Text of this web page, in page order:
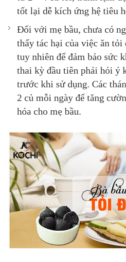
tốt lại dễ kích ứng hệ tiêu
Đối với mẹ bầu, chưa có
thấy tác hại của việc ăn tỏi
tuy nhiên để đảm bảo sức
thai kỳ đầu tiên phải hỏi ý
trước khi sử dụng. Các
2 củ mỗi ngày để tăng
hóa cho mẹ bầu.